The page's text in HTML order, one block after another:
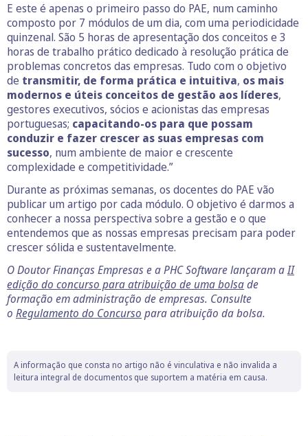
E este é apenas o primeiro passo do PAE, num caminho
composto por 7 módulos de um dia, com uma periodicidade
quinzenal. São 5 horas de apresentação dos conceitos e 3
horas de trabalho prático dedicado à resolução prática de
problemas concretos das empresas. Tudo com o objetivo
de transmitir, de forma prática e intuitiva, os mais
modernos e úteis conceitos de gestão aos líderes,
gestores executivos, sócios e acionistas das empresas
portuguesas; capacitando-os para que possam
conduzir e fazer crescer as suas empresas com
sucesso, num ambiente de maior e crescente
complexidade e competitividade.”
Durante as próximas semanas, os docentes do PAE vão
publicar um artigo por cada módulo. O objetivo é darmos a
conhecer a nossa perspectiva sobre a gestão e o que
entendemos que as nossas empresas precisam para poder
crescer sólida e sustentavelmente.
O Doutor Finanças Empresas e a PHC Software lançaram aII
edição do concurso para atribuição de uma bolsade
formação em administração de empresas. Consulte
o Regulamento do Concurso para atribuição da bolsa.
A informação que consta no artigo não é vinculativa e não invalida a
leitura integral de documentos que suportem a matéria em causa.